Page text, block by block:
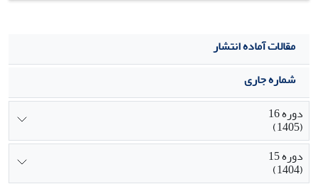
مقالات آماده انتشار
شماره جاری
دوره 16
(1405)
دوره 15
(1404)